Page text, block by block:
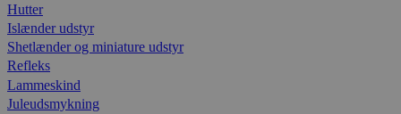
Hutter
Islænder udstyr
Shetlænder og miniature udstyr
Refleks
Lammeskind
Juleudsmykning